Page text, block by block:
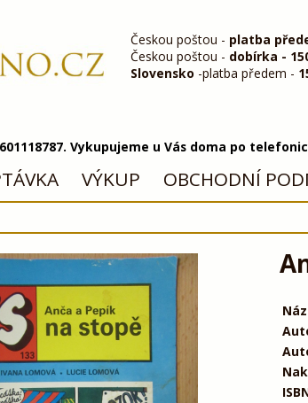
Českou poštou - platba
Českou poštou - dobírka -
Slovensko -platba předem -
Vykupujeme u Vás doma po
VÝKUP OBCHODNÍ